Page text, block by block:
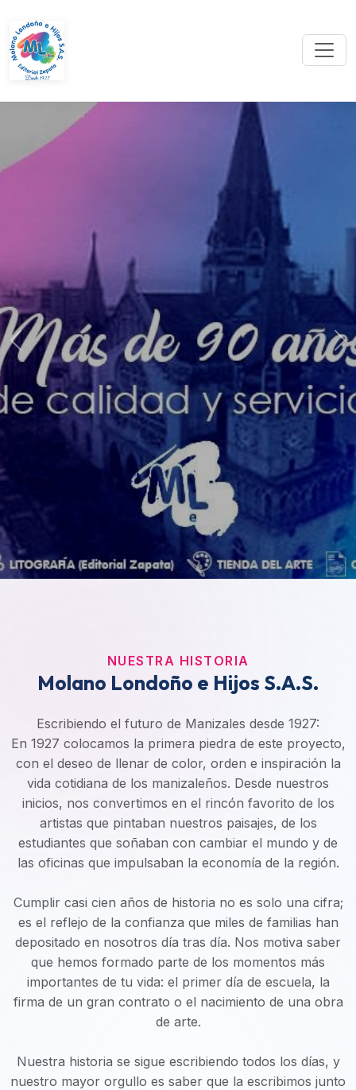
NUESTRA HISTORIA
Molano Londoño e Hijos S.A.S.
Escribiendo el futuro de Manizales desde 1927:
En 1927 colocamos la primera piedra de este proyecto,
con el deseo de llenar de color, orden e inspiración la
vida cotidiana de los manizaleños. Desde nuestros
inicios, nos convertimos en el rincón favorito de los
artistas que pintaban nuestros paisajes, de los
estudiantes que soñaban con cambiar el mundo y de
las oficinas que impulsaban la economía de la región.
Cumplir casi cien años de historia no es solo una cifra;
es el reflejo de la confianza que miles de familias han
depositado en nosotros día tras día. Nos motiva saber
que hemos formado parte de los momentos más
importantes de tu vida: el primer día de escuela, la
firma de un gran contrato o el nacimiento de una obra
de arte.
Nuestra historia se sigue escribiendo todos los días, y
nuestro mayor orgullo es saber que la escribimos junto